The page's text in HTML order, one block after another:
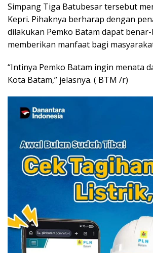
Simpang Tiga Batubesar tersebut
Kepri. Pihaknya berharap dengan
dilakukan Pemko Batam dapat
memberikan manfaat bagi
“Intinya Pemko Batam ingin menata
Kota Batam,” jelasnya. ( BTM /r)